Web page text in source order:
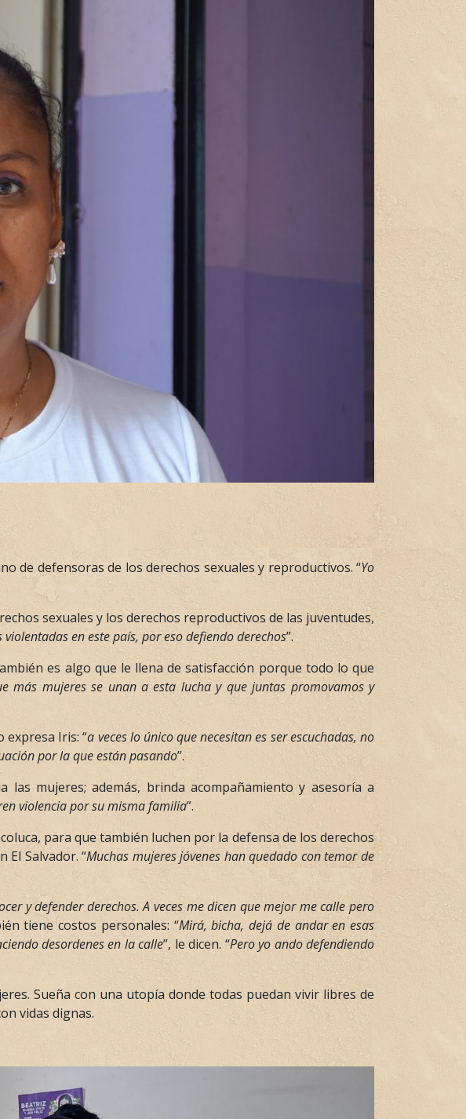
de defensoras de los derechos sexuales y reproductivos. “Yo
sexuales y los derechos reproductivos de las juventudes,
en este país, por eso defiendo derechos”.
es algo que le llena de satisfacción porque todo lo que
más mujeres se unan a esta lucha y que juntas promovamos y
expresa Iris: “a veces lo único que necesitan es ser escuchadas, no
por la que están pasando”.
mujeres; además, brinda acompañamiento y asesoría a
violencia por su misma familia”.
para que también luchen por la defensa de los derechos
Salvador. “Muchas mujeres jóvenes han quedado con temor de
y defender derechos. A veces me dicen que mejor me calle pero
tiene costos personales: “Mirá, bicha, dejá de andar en esas
desordenes en la calle”, le dicen. “Pero yo ando defendiendo
Sueña con una utopía donde todas puedan vivir libres de
vidas dignas.